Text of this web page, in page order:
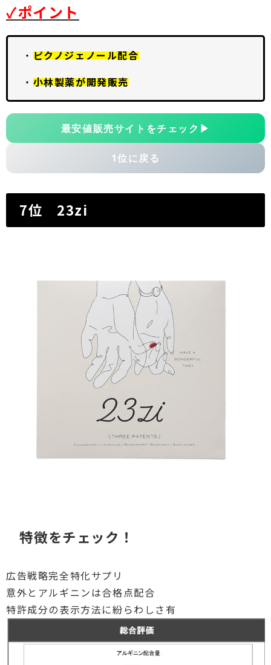
✓ポイント
・ ピクノジェノール配合
・ 小林製薬が開発販売
最安値販売サイトをチェック ▶
1位に戻る
7位 23zi
特徴をチェック！
広告戦略完全特化サプリ
意外とアルギニンは合格点配合
特許成分の表示方法に紛らわしさ有